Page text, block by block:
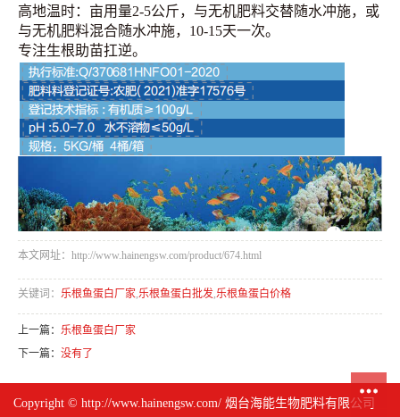
高地温时：亩用量2-5公斤，与无机肥料交替随水冲施，或
与无机肥料混合随水冲施，10-15天一次。
专注生根助苗扛逆。
本文网址：http://www.hainengsw.com/product/674.html
关键词： 乐根鱼蛋白厂家 乐根鱼蛋白批发 乐根鱼蛋白价格
上一篇： 乐根鱼蛋白厂家
下一篇： 没有了
Copyright © http://www.hainengsw.com/ 烟台海能生物肥料有限公司